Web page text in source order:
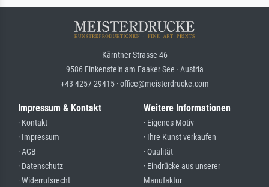
Kärntner Strasse 46
9586 Finkenstein am Faaker See · Austria
+43 4257 29415 · office@meisterdrucke.com
Impressum & Kontakt
· Kontakt
· Impressum
· AGB
· Datenschutz
· Widerrufsrecht
Weitere Informationen
· Eigenes Motiv
· Ihre Kunst verkaufen
· Qualität
· Eindrücke aus unserer
Manufaktur